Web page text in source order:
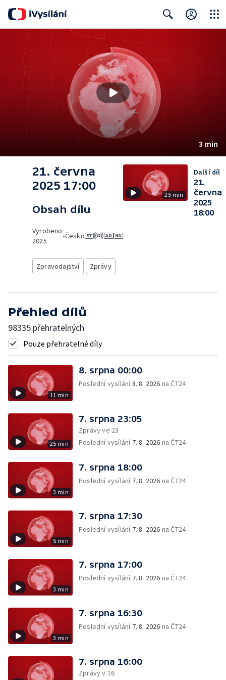
3 min
21. června
2025 17:00
Obsah dílu
Vyrobeno
2025
•Česko
Zpravodajství Zprávy
25 min
Další díl
21.
června
2025
18:00
Přehled dílů
98335 přehratelných
Pouze přehratelné díly
11 min
8. srpna 00:00
Poslední vysílání8. 8. 2026 na ČT24
25 min
7. srpna 23:05
Zprávy ve 23
Poslední vysílání 7. 8. 2026 na ČT24
3 min
7. srpna 18:00
Poslední vysílání 7. 8. 2026 na ČT24
5 min
7. srpna 17:30
Poslední vysílání 7. 8. 2026 na ČT24
3 min
7. srpna 17:00
Poslední vysílání 7. 8. 2026 na ČT24
3 min
7. srpna 16:30
Poslední vysílání 7. 8. 2026 na ČT24
7. srpna 16:00
Zprávy v 16